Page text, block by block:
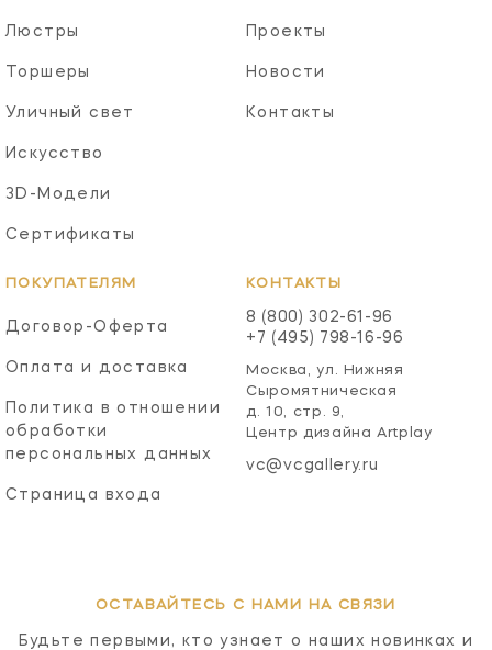
Люстры
Торшеры
Уличный свет
Искусство
3D-Модели
Сертификаты
Проекты
Новости
Контакты
ПОКУПАТЕЛЯМ
Договор-Оферта
Оплата и доставка
Политика в отношении
обработки
персональных данных
Страница входа
КОНТАКТЫ
8 (800) 302-61-96
+7 (495) 798-16-96
Москва, ул. Нижняя
Сыромятническая
д. 10, стр. 9,
Центр дизайна Artplay
vc@vcgallery.ru
ОСТАВАЙТЕСЬ С НАМИ НА СВЯЗИ
Будьте первыми, кто узнает о наших новинках и